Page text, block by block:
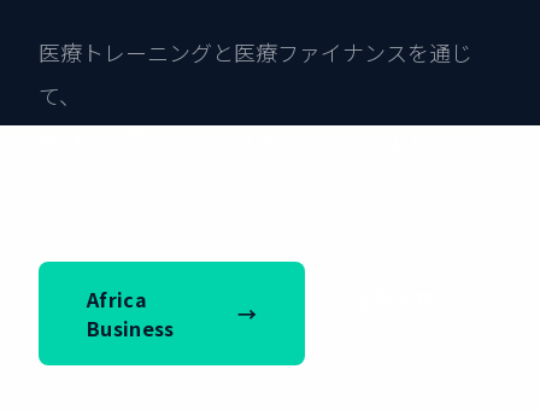
医療トレーニングと医療ファイナンスを通じ
て、
Africa
Business
→